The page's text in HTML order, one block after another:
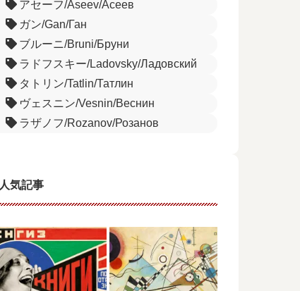
アセーフ/Aseev/Асеев
ガン/Gan/Ган
ブルーニ/Bruni/Бруни
ラドフスキー/Ladovsky/Ладовский
タトリン/Tatlin/Татлин
ヴェスニン/Vesnin/Веснин
ラザノフ/Rozanov/Розанов
人気記事